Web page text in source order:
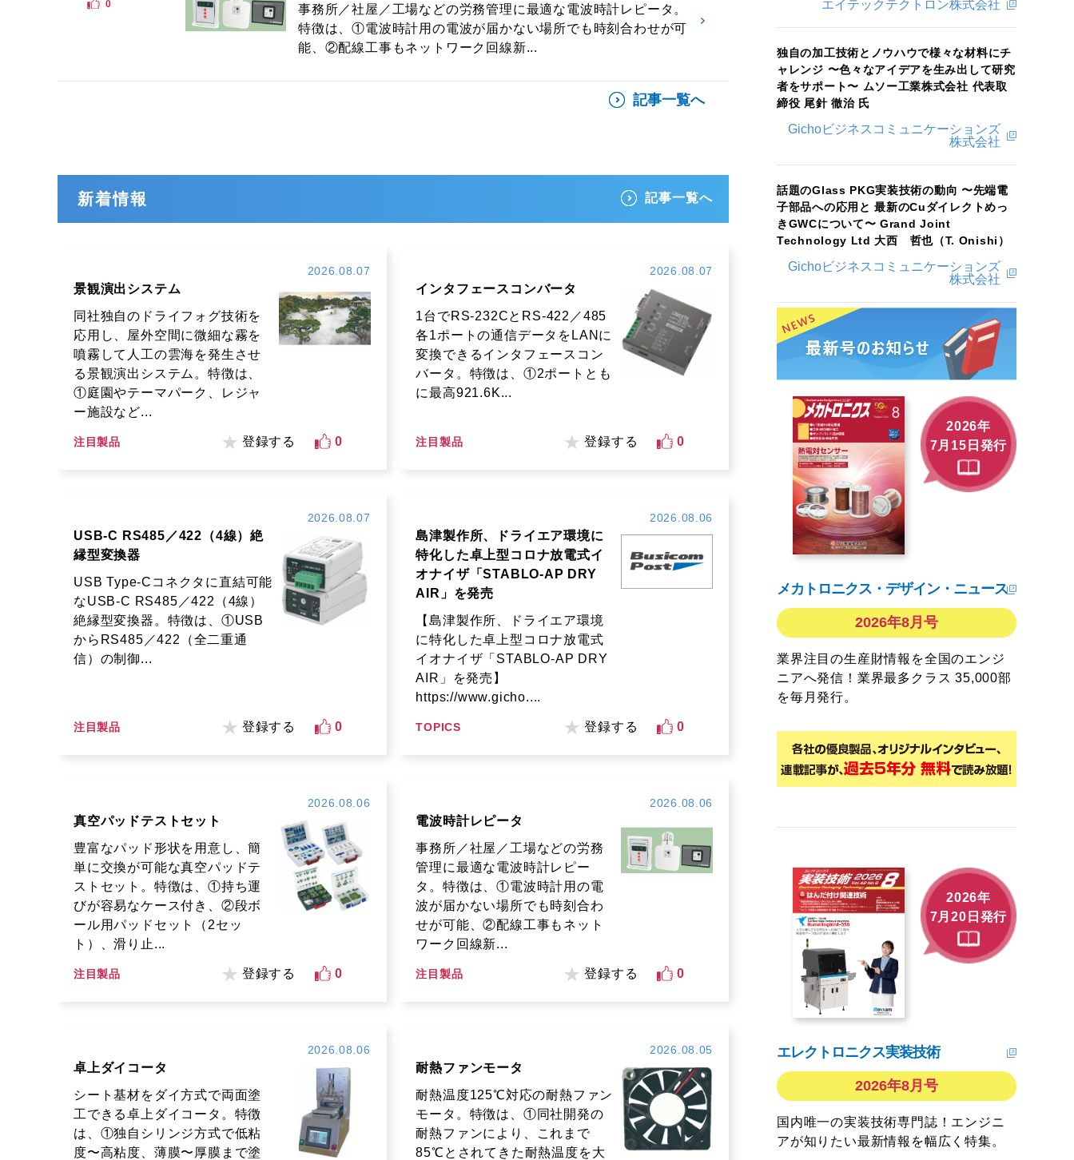
事務所／社屋／工場などの労務管理に最適な電波時計レピータ。
特徴は、①電波時計用の電波が届かない場所でも時刻合わせが可
能、②配線工事もネットワーク回線新...
0
記事一覧へ
新着情報 記事一覧へ
2026.08.07
景観演出システム
同社独自のドライフォグ技術を
応用し、屋外空間に微細な霧を
噴霧して人工の雲海を発生させ
る景観演出システム。特徴は、
①庭園やテーマパーク、レジャ
ー施設など...
注目製品 登録する 0
2026.08.07
インタフェースコンバータ
1台でRS-232CとRS-422／485
各1ポートの通信データをLANに
変換できるインタフェースコン
バータ。特徴は、①2ポートとも
に最高921.6K...
注目製品 登録する 0
2026.08.07
USB-C RS485／422（4線）絶
縁型変換器
USB Type-Cコネクタに直結可能
なUSB-C RS485／422（4線）
絶縁型変換器。特徴は、①USB
からRS485／422（全二重通
信）の制御...
注目製品 登録する 0
2026.08.06
島津製作所、ドライエア環境に
特化した卓上型コロナ放電式イ
オナイザ「STABLO-AP DRY
AIR」を発売
【島津製作所、ドライエア環境
に特化した卓上型コロナ放電式
イオナイザ「STABLO-AP DRY
AIR」を発売】
https://www.gicho....
TOPICS 登録する 0
2026.08.06
真空パッドテストセット
豊富なパッド形状を用意し、簡
単に交換が可能な真空パッドテ
ストセット。特徴は、①持ち運
びが容易なケース付き、②段ボ
ール用パッドセット（2セッ
ト）、滑り止...
注目製品 登録する 0
2026.08.06
電波時計レピータ
事務所／社屋／工場などの労務
管理に最適な電波時計レピー
タ。特徴は、①電波時計用の電
波が届かない場所でも時刻合わ
せが可能、②配線工事もネット
ワーク回線新...
注目製品 登録する 0
2026.08.06
卓上ダイコータ
シート基材をダイ方式で両面塗
工できる卓上ダイコータ。特徴
は、①独自シリンジ方式で低粘
度〜高粘度、薄膜〜厚膜まで塗
2026.08.05
耐熱ファンモータ
耐熱温度125℃対応の耐熱ファン
モータ。特徴は、①同社開発の
耐熱ファンにより、これまで
85℃とされてきた耐熱温度を大
エイテックテクトロン株式会社
独自の加工技術とノウハウで様々な材料にチ
ャレンジ 〜色々なアイデアを生み出して研究
者をサポート〜 ムソー工業株式会社 代表取
締役 尾針 徹治 氏
Gichoビジネスコミュニケーションズ
株式会社
話題のGlass PKG実装技術の動向 〜先端電
子部品への応用と 最新のCuダイレクトめっ
きGWCについて〜 Grand Joint
Technology Ltd 大西 哲也（T. Onishi）
Gichoビジネスコミュニケーションズ
株式会社
2026年
7月15日発行
メカトロニクス・デザイン・ニュース
2026年8月号
業界注目の生産財情報を全国のエンジ
ニアへ発信！業界最多クラス 35,000部
を毎月発行。
2026年
7月20日発行
エレクトロニクス実装技術
2026年8月号
国内唯一の実装技術専門誌！エンジニ
アが知りたい最新情報を幅広く特集。